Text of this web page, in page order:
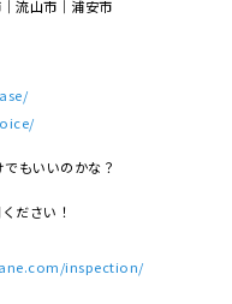
流⼭市｜浦安市
もいいのかな？
ださい！
inspection/